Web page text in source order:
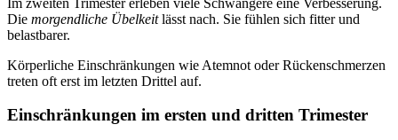
Die morgendliche Übelkeitlässt nach. Sie fühlen sich fitter und
belastbarer.
Körperliche Einschränkungen wie Atemnot oder Rückenschmerzen
treten oft erst im letzten Drittel auf.
Einschränkungen im ersten und dritten Trimester